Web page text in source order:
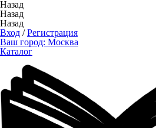
Назад
Назад
Назад
Вход /Регистрация
Ваш город: Москва
Каталог